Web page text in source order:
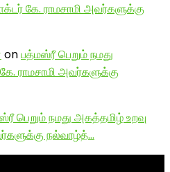
கே. ராமசாமி அவர்களுக்கு
onபத்மஸ்ரீ பெறும் நமது
ராமசாமி அவர்களுக்கு
பெறும் நமது அகத்தமிழ் உறவு
நல்வாழ்த்…